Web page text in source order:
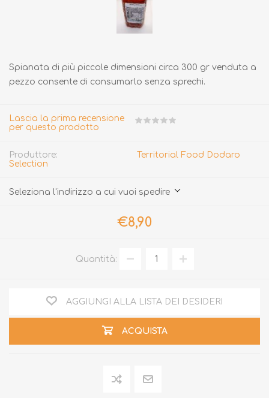
Spianata di più piccole dimensioni circa 300 gr venduta a
pezzo consente di consumarlo senza sprechi.
Lascia la prima recensione
per questo prodotto
Produttore:
Territorial Food Dodaro
Selection
Seleziona l'indirizzo a cui vuoi spedire
€8,90
Quantità:
AGGIUNGI ALLA LISTA DEI DESIDERI
ACQUISTA